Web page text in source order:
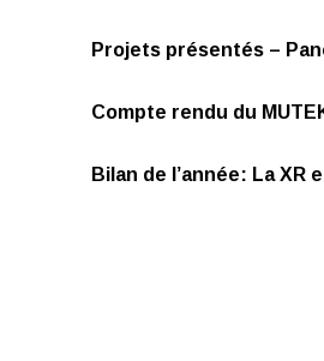
Projets présentés –
Compte rendu du
Bilan de l’année: La XR